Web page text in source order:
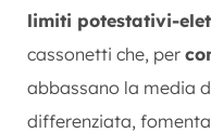
limiti potestativi-
cassonetti che, per
abbassano la media
differenziata,